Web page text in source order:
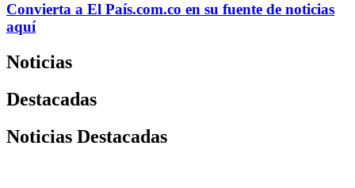
Convierta a El País.com.co en su fuente de noticias
aquí
Noticias
Destacadas
Noticias Destacadas